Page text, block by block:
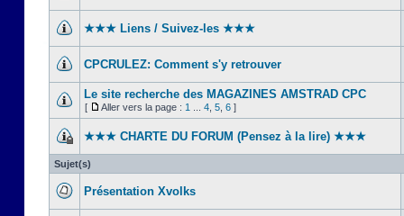
★★★ Liens / Suivez-les ★★★
CPCRULEZ: Comment s'y retrouver‎
Le site recherche des MAGAZINES AMSTRAD CPC
[ Aller vers la page : 1 4 5 6 ]
★★★ CHARTE DU FORUM (Pensez à la lire) ★★★
Sujet(s)
Présentation Xvolks